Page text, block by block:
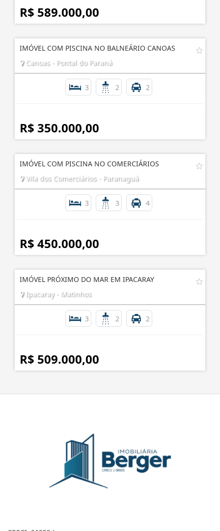
R$ 589.000,00
IMÓVEL COM PISCINA NO BALNEÁRIO CANOAS
Canoas - Pontal do Paraná
3 2 2
R$ 350.000,00
IMÓVEL COM PISCINA NO COMERCIÁRIOS
Vila dos Comerciários - Paranaguá
3 3 4
R$ 450.000,00
IMÓVEL PRÓXIMO DO MAR EM IPACARAY
Ipacaray - Matinhos
3 2 2
R$ 509.000,00